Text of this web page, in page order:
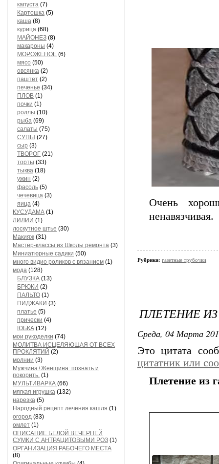
капуста (7)
Картошка (5)
каша (8)
курица (68)
МАЙОНЕЗ (8)
макароны (4)
МОРОЖЕНОЕ (6)
мясо (50)
овсянка (2)
паштет (2)
печенье (34)
ПЛОВ (1)
почки (1)
роллы (10)
рыба (69)
салаты (75)
СУПЫ (27)
сыр (3)
ТВОРОГ (21)
торты (33)
тыква (18)
ужин (2)
фасоль (5)
чечевица (3)
яица (4)
КУСУДАМА (1)
ЛИЛИИ (1)
лоскутное штье (30)
Макияж (31)
Мастер-классы из Школы ремонта (3)
Миниатюрные садики (50)
много видио роликов с вязанием (1)
мода (128)
БЛУЗКА (13)
БРЮКИ (2)
ПАЛЬТО (1)
ПИДЖАКИ (3)
платье (5)
прически (4)
ЮБКА (12)
мои рукоделки (74)
МОЛИТВА ИСЦЕЛЯЮЩАЯ ОТ ВСЕХ
ПРОКЛЯТИЙ (2)
молнии (3)
Мужчина+Женщина: познать и
покорить. (1)
МУЛЬТИВАРКА (66)
мягкая игрушка (132)
нарезка (5)
Народный рецепт лечения кашля (1)
огород (83)
омлет (1)
ОПИСАНИЕ БЕЛОЙ ВЕЧЕРНЕЙ
СУМКИ С АНТРАЦИТОВЫМИ РОЗ (1)
ОРГАНИЗАЦИЯ РАБОЧЕГО МЕСТА
(8)
Очень
ненавязчивая.
Рубрики: газетные трубочки
ПЛЕТЕНИЕ
Среда, 04 Марта
Это цитата
цитатник или
Плетение из